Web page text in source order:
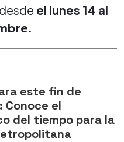
el lunes 14 al
este fin de
Conoce el
del tiempo para la